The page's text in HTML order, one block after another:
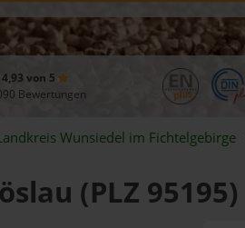
4,93 von 5
Bewertungen
Wunsiedel im Fichtelgebirge
(PLZ 95195)